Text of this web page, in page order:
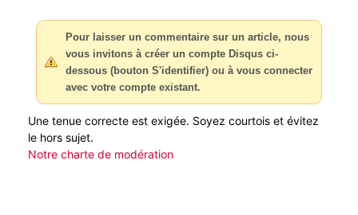
Pour laisser un commentaire sur un article, nous
vous invitons à créer un compte Disqus ci-
dessous (bouton S'identifier) ou à vous connecter
avec votre compte existant.
Une tenue correcte est exigée. Soyez courtois et évitez
le hors sujet.
Notre charte de modération